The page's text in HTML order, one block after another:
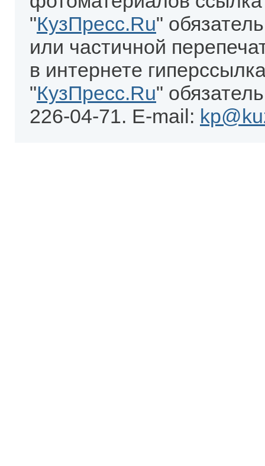
"КузПресс.Ru"
или частичной
в интернете
"КузПресс.Ru"
226-04-71. E-mail: